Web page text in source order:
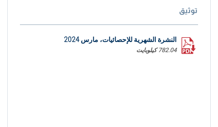
توثيق
النشرة الشهرية للإحصائيات، مارس 2024
782.04 كيلوبايت